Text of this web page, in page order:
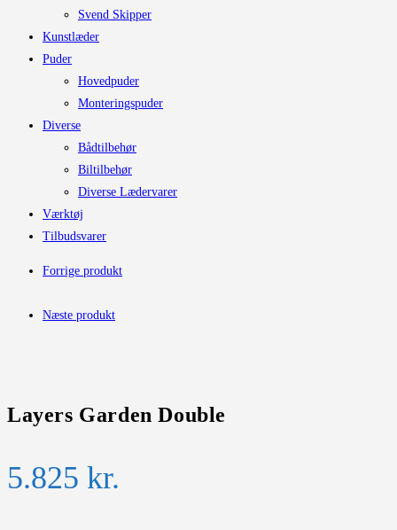
Svend Skipper
Kunstlæder
Puder
Hovedpuder
Monteringspuder
Diverse
Bådtilbehør
Biltilbehør
Diverse Lædervarer
Værktøj
Tilbudsvarer
Forrige produkt
Næste produkt
Layers Garden Double
5.825 kr.